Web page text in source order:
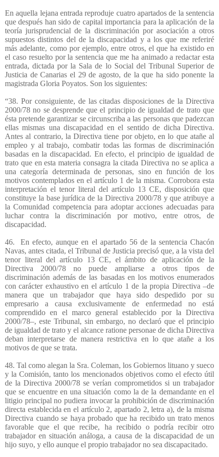
En aquella lejana entrada reproduje cuatro apartados de la sentencia
que después han sido de capital importancia para la aplicación de la
teoría jurisprudencial de la discriminación por asociación a otros
supuestos distintos del de la discapacidad y a los que me referiré
más adelante, como por ejemplo, entre otros, el que ha existido en
el caso resuelto por la sentencia que me ha animado a redactar esta
entrada, dictada por la Sala de lo Social del Tribunal Superior de
Justicia de Canarias el 29 de agosto, de la que ha sido ponente la
magistrada Gloria Poyatos. Son los siguientes:
“38. Por consiguiente, de las citadas disposiciones de la Directiva
2000/78 no se desprende que el principio de igualdad de trato que
ésta pretende garantizar se circunscriba a las personas que padezcan
ellas mismas una discapacidad en el sentido de dicha Directiva.
Antes al contrario, la Directiva tiene por objeto, en lo que atañe al
empleo y al trabajo, combatir todas las formas de discriminación
basadas en la discapacidad. En efecto, el principio de igualdad de
trato que en esta materia consagra la citada Directiva no se aplica a
una categoría determinada de personas, sino en función de los
motivos contemplados en el artículo 1 de la misma. Corrobora esta
interpretación el tenor literal del artículo 13 CE, disposición que
constituye la base jurídica de la Directiva 2000/78 y que atribuye a
la Comunidad competencia para adoptar acciones adecuadas para
luchar contra la discriminación por motivo, entre otros, de
discapacidad.
46.
En efecto, aunque en el apartado 56 de la sentencia Chacón
Navas, antes citada, el Tribunal de Justicia precisó que, a la vista del
tenor literal del artículo 13 CE, el ámbito de aplicación de la
Directiva 2000/78 no puede ampliarse a otros tipos de
discriminación además de las basadas en los motivos enumerados
con carácter exhaustivo en el artículo 1 de la propia Directiva –de
manera que un trabajador que haya sido despedido por su
empresario a causa exclusivamente de enfermedad no está
comprendido en el marco general establecido por la Directiva
2000/78–, este Tribunal, sin embargo, no declaró que el principio
de igualdad de trato y el alcance ratione personae de dicha Directiva
deban interpretarse de manera restrictiva en lo que atañe a los
motivos de que se trata.
48. Tal como alegan la Sra. Coleman, los Gobiernos lituano y sueco
y la Comisión, tanto los mencionados objetivos como el efecto útil
de la Directiva 2000/78 se verían comprometidos si un trabajador
que se encuentre en una situación como la de la demandante en el
litigio principal no pudiera invocar la prohibición de discriminación
directa establecida en el artículo 2, apartado 2, letra a), de la misma
Directiva cuando se haya probado que ha recibido un trato menos
favorable que el que recibe, ha recibido o podría recibir otro
trabajador en situación análoga, a causa de la discapacidad de un
hijo suyo, y ello aunque el propio trabajador no sea discapacitado.